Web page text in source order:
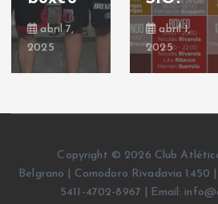
abril 7,
2025
abril 1,
2025
Copyright © 2026 Club
Belgrano | Comodoro Rivadavia 1450
5411-4702-8967 | Email: